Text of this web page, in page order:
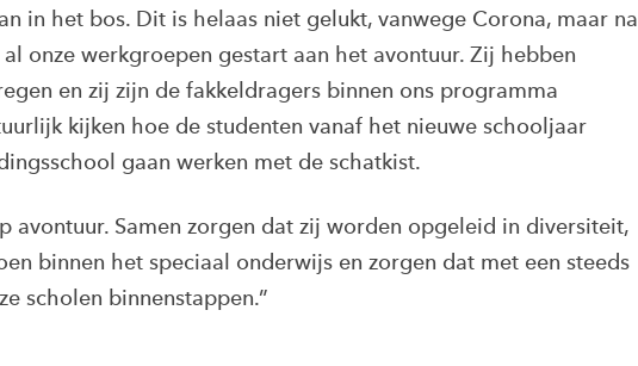
in het bos. Dit is helaas niet gelukt, vanwege Corona, maar na
onze werkgroepen gestart aan het avontuur. Zij hebben
en zij zijn de fakkeldragers binnen ons programma
kijken hoe de studenten vanaf het nieuwe schooljaar
gaan werken met de schatkist.
avontuur. Samen zorgen dat zij worden opgeleid in diversiteit,
binnen het speciaal onderwijs en zorgen dat met een steeds
scholen binnenstappen.”